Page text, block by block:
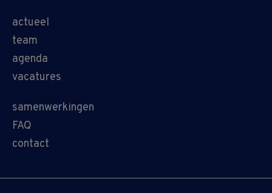
actueel
team
agenda
vacatures
samenwerkingen
FAQ
contact